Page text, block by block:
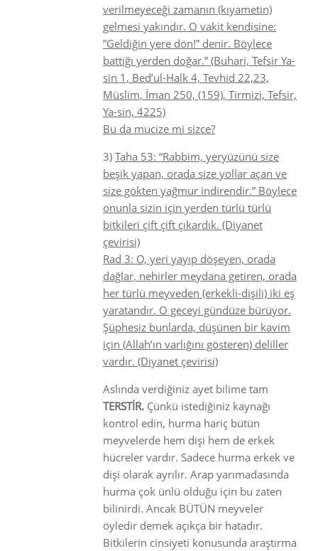
verilmeyeceği zamanın (kıyametin)
gelmesi yakındır. O vakit kendisine:
”Geldiğin yere dön!” denir. Böylece
battığı yerden doğar.” (Buhari, Tefsir Ya-
sin 1, Bed’ul-Halk 4, Tevhid 22,23,
Müslim, İman 250, (159), Tirmizi, Tefsir,
Ya-sin, 4225)
Bu da mucize mi sizce?
3) Taha 53: “Rabbim, yeryüzünü size
beşik yapan, orada size yollar açan ve
size gökten yağmur indirendir.” Böylece
onunla sizin için yerden türlü türlü
bitkileri çift çift çıkardık. (Diyanet
çevirisi)
Rad 3: O, yeri yayıp döşeyen, orada
dağlar, nehirler meydana getiren, orada
her türlü meyveden (erkekli-dişili) iki eş
yaratandır. O geceyi gündüze bürüyor.
Şüphesiz bunlarda, düşünen bir kavim
için (Allah’ın varlığını gösteren) deliller
vardır. (Diyanet çevirisi)
Aslında verdiğiniz ayet bilime tam
TERSTİR. Çünkü istediğiniz kaynağı
kontrol edin, hurma hariç bütün
meyvelerde hem dişi hem de erkek
hücreler vardır. Sadece hurma erkek ve
dişi olarak ayrılır. Arap yarımadasında
hurma çok ünlü olduğu için bu zaten
bilinirdi. Ancak BÜTÜN meyveler
öyledir demek açıkça bir hatadır.
Bitkilerin cinsiyeti konusunda araştırma